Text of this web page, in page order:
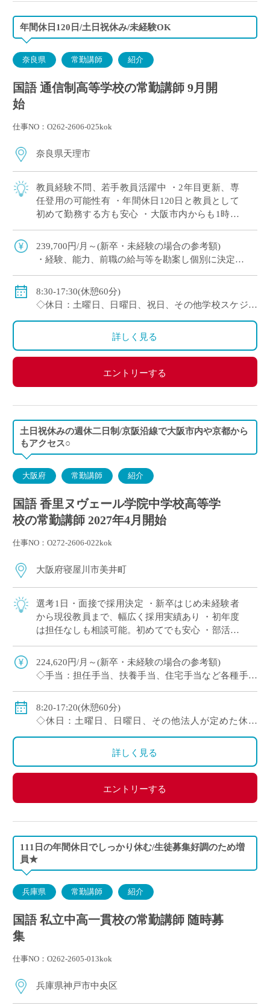
年間休日120日/土日祝休み/未経験OK
奈良県 常勤講師 紹介
国語 通信制高等学校の常勤講師 9月開
始
仕事NO：O262-2606-025kok
奈良県天理市
教員経験不問、若手教員活躍中 ・2年目更新、専
任登用の可能性有 ・年間休日120日と教員として
初めて勤務する方も安心 ・大阪市内からも1時間
では、一人ひとりの個性や目標に合わ […]
239,700円/月～(新卒・未経験の場合の参考額)
・経験、能⼒、前職の給与等を勘案し個別に決定
・450万円／経験3年：30歳（⽉給24万1300円＋賞与＋
他⼿当）
・500万円／経験6年：33歳（⽉給24万7900円＋賞与＋
◇賞与：有
◇保険：私学共済、雇用保険、労災保険
8:30-17:30(休憩60分)
◇休日：土曜日、日曜日、祝日、その他学校スケジュ
・年間休日120日のシフト制
詳しく見る
エントリーする
土日祝休みの週休二日制/京阪沿線で大阪市内や京都から
もアクセス○
大阪府 常勤講師 紹介
国語 香里ヌヴェール学院中学校高等学
校の常勤講師 2027年4月開始
仕事NO：O272-2606-022kok
大阪府寝屋川市美井町
選考1日・面接で採用決定 ・新卒はじめ未経験者
から現役教員まで、幅広く採用実績あり ・初年度
は担任なしも相談可能。初めてでも安心 ・部活は
動部系)など負担軽減 ・将来的に専任 […]
224,620円/月～(新卒・未経験の場合の参考額)
◇手当：担任手当、扶養手当、住宅手当など各種手当
◇保険：私学共済、雇用保険、労災保険
8:20-17:20(休憩60分)
◇休日：土曜日、日曜日、その他法人が定めた休日
・イベント等で休日出勤した場合は振替休日あり
詳しく見る
エントリーする
111日の年間休日でしっかり休む/生徒募集好調のため増
員★
兵庫県 常勤講師 紹介
国語 私立中高一貫校の常勤講師 随時募
集
仕事NO：O262-2605-013kok
兵庫県神戸市中央区